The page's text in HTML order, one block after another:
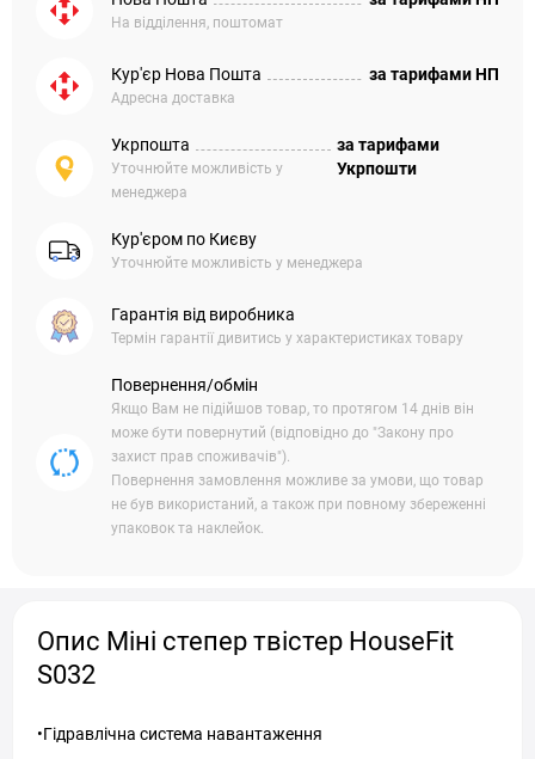
На відділення, поштомат
Кур'єр Нова Пошта
Адресна доставка
за тарифами НП
Укрпошта
Уточнюйте можливість у
менеджера
за тарифами
Укрпошти
Кур'єром по Києву
Уточнюйте можливість у менеджера
Гарантія від виробника
Термін гарантії дивитись у характеристиках товару
Повернення/обмін
Якщо Вам не підійшов товар, то протягом 14 днів він
може бути повернутий (відповідно до "Закону про
захист прав споживачів").
Повернення замовлення можливе за умови, що товар
не був використаний, а також при повному збереженні
упаковок та наклейок.
Опис Міні степер твістер HouseFit
S032
•Гідравлічна система навантаження